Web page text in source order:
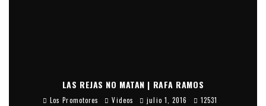
LAS REJAS NO MATAN | RAFA RAMOS
Los Promotores Videos julio 1, 2016 12531